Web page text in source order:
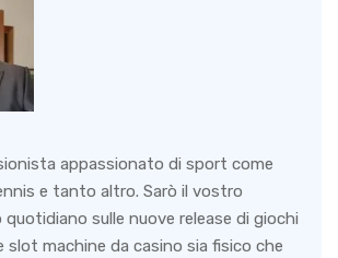
appassionato di sport come
e tanto altro. Sarò il vostro
sulle nuove release di giochi
slot machine da casino sia fisico che